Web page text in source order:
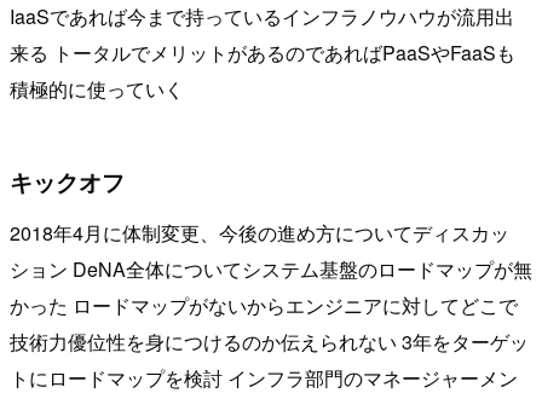
IaaSであれば今まで持っているインフラノウハウが流用出
来る トータルでメリットがあるのであればPaaSやFaaSも
積極的に使っていく
キックオフ
2018年4月に体制変更、今後の進め方についてディスカッ
ション DeNA全体についてシステム基盤のロードマップが無
かった ロードマップがないからエンジニアに対してどこで
技術力優位性を身につけるのか伝えられない 3年をターゲッ
トにロードマップを検討 インフラ部門のマネージャーメン